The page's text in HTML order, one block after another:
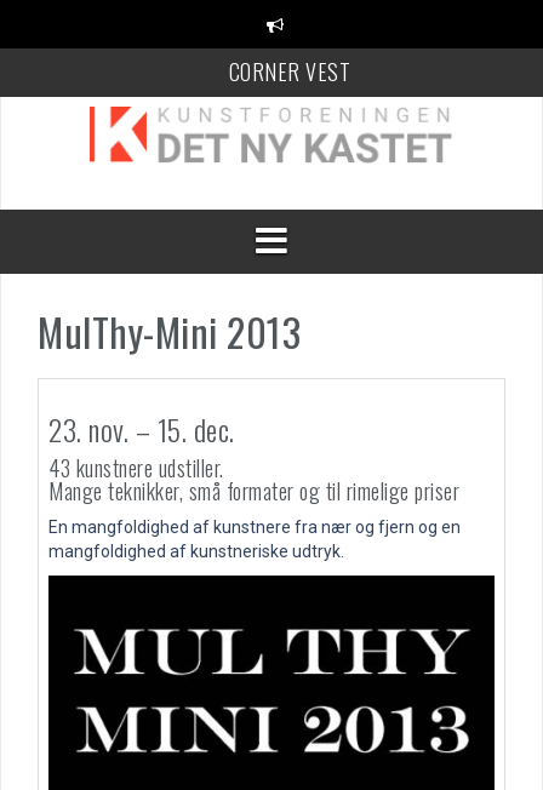
CORNER VEST
KANT Festival
100 Danske Keramikere
MulThy-Mini 2013
23. nov. – 15. dec.
43 kunstnere udstiller.
Mange teknikker, små formater og til rimelige priser
En mangfoldighed af kunstnere fra nær og fjern og en
mangfoldighed af kunstneriske udtryk.